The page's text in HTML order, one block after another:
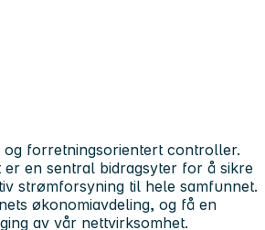
og forretningsorientert controller.
en sentral bidragsyter for å sikre
strømforsyning til hele samfunnet.
økonomiavdeling, og få en
av vår nettvirksomhet.